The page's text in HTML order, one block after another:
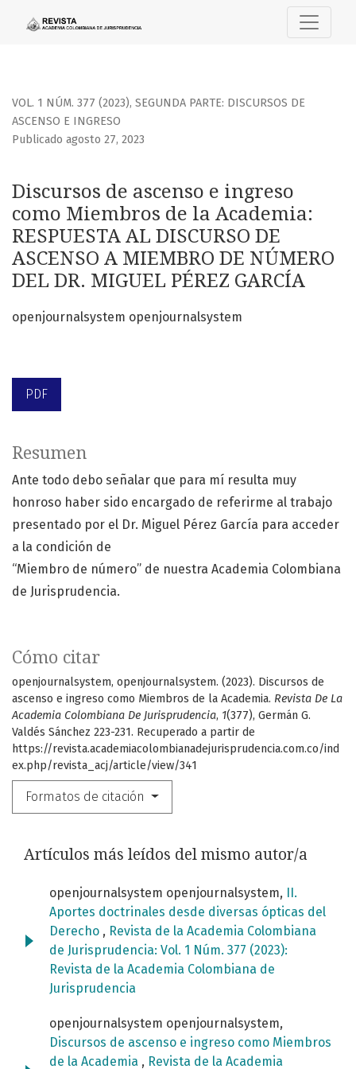
Discursos de ascenso e ingreso como Miembros de la
VOL. 1 NÚM. 377 (2023), SEGUNDA PARTE: DISCURSOS DE
ASCENSO E INGRESO
Discursos de ascenso e ingreso
como Miembros de la Academia:
RESPUESTA AL DISCURSO DE
ASCENSO A MIEMBRO DE NÚMERO
DEL DR. MIGUEL PÉREZ GARCÍA
Publicado agosto 27, 2023
openjournalsystem openjournalsystem
PDF
Cómo citar
openjournalsystem, openjournalsystem. (2023). Discursos de
ascenso e ingreso como Miembros de la Academia. Revista De La
Academia Colombiana De Jurisprudencia, 1(377), Germán G.
Valdés Sánchez 223-231. Recuperado a partir de
https://revista.academiacolombianadejurisprudencia.com.co/ind
ex.php/revista_acj/article/view/341
Formatos de citación
Resumen
Ante todo debo señalar que para mí resulta muy
honroso haber sido encargado de referirme al trabajo
presentado por el Dr. Miguel Pérez García para acceder
a la condición de
“Miembro de número” de nuestra Academia Colombiana
de Jurisprudencia.
Artículos más leídos del mismo autor/a
openjournalsystem openjournalsystem,
II.
Aportes doctrinales desde diversas ópticas del
Derecho , Revista de la Academia Colombiana
de Jurisprudencia: Vol. 1 Núm. 377 (2023):
Revista de la Academia Colombiana de
Jurisprudencia
openjournalsystem openjournalsystem,
Discursos de ascenso e ingreso como Miembros
de la Academia , Revista de la Academia